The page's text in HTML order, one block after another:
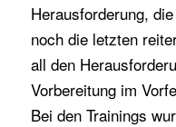
Herausforderung,
noch die letzten
all den
Vorbereitung im
Bei den Trainings